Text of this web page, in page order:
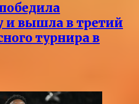
и вышла в третий
турнира в